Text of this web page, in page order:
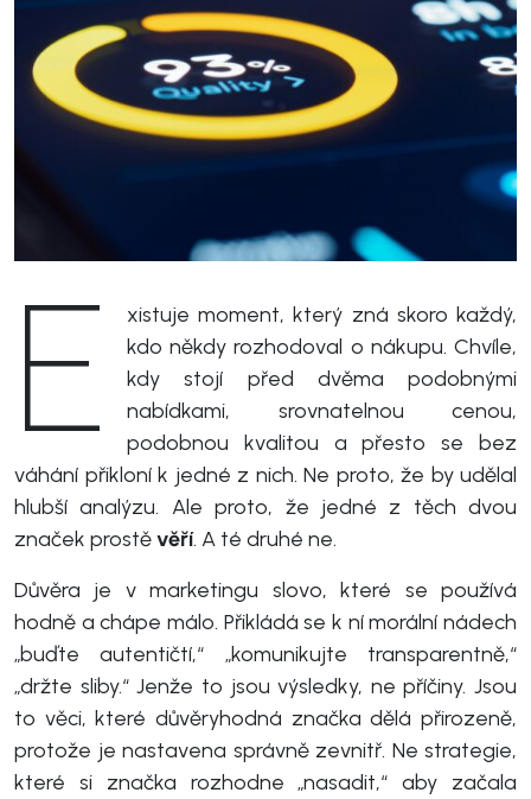
E
xistuje moment, který zná skoro každý,
kdo někdy rozhodoval o nákupu. Chvíle,
kdy stojí před dvěma podobnými
nabídkami, srovnatelnou cenou,
podobnou kvalitou a přesto se bez
váhání přikloní k jedné z nich. Ne proto, že by udělal
hlubší analýzu. Ale proto, že jedné z těch dvou
značek prostěvěří. A té druhé ne.
Důvěra je v marketingu slovo, které se používá
hodně a chápe málo. Přikládá se k ní morální nádech
„buďte autentičtí,“ „komunikujte transparentně,“
„držte sliby.“ Jenže to jsou výsledky, ne příčiny. Jsou
to věci, které důvěryhodná značka dělá přirozeně,
protože je nastavena správně zevnitř. Ne strategie,
které si značka rozhodne „nasadit,“ aby začala